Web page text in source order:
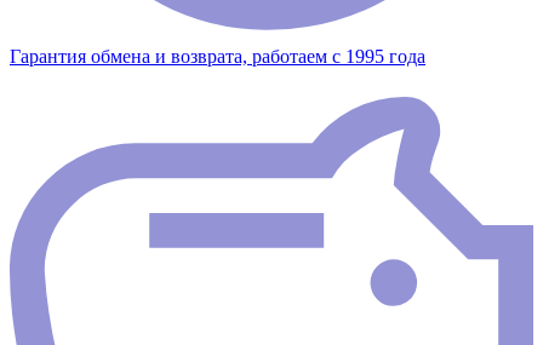
Гарантия обмена и возврата, работаем с 1995 года